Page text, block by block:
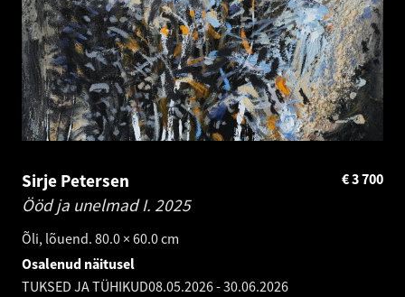
Sirje Petersen
Ööd ja unelmad I. 2025
Õli, lõuend. 80.0 × 60.0 cm
3 700
€
Osalenud näitusel
TUKSED JA TÜHIKUD08.05.2026-30.06.2026